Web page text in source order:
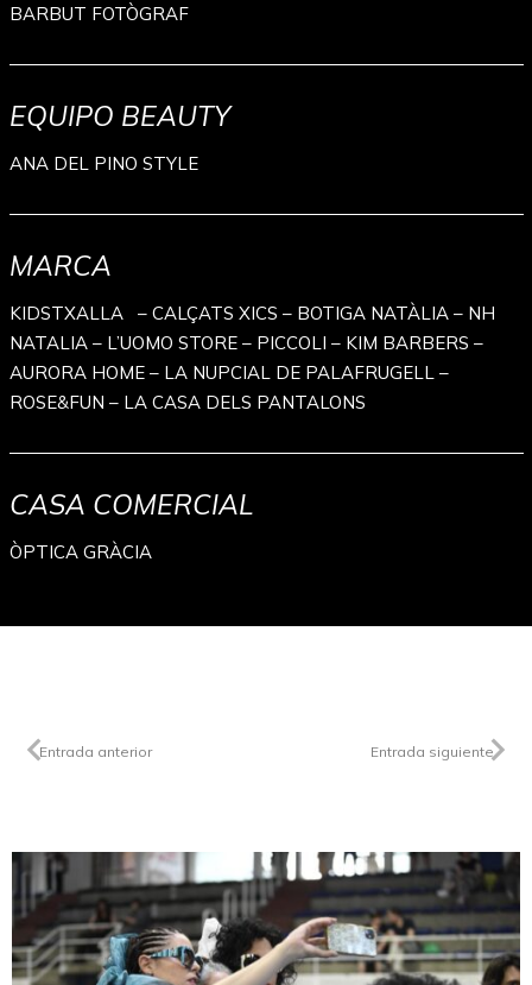
BARBUT FOTÒGRAF
EQUIPO BEAUTY
ANA DEL PINO STYLE
MARCA
KIDSTXALLA – CALÇATS XICS – BOTIGA NATÀLIA – NH
NATALIA – L’UOMO STORE – PICCOLI – KIM BARBERS –
AURORA HOME – LA NUPCIAL DE PALAFRUGELL –
ROSE&FUN – LA CASA DELS PANTALONS
CASA COMERCIAL
ÒPTICA GRÀCIA
Entrada anterior Entrada siguiente